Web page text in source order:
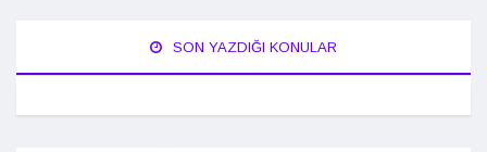
SON YAZDIĞI KONULAR